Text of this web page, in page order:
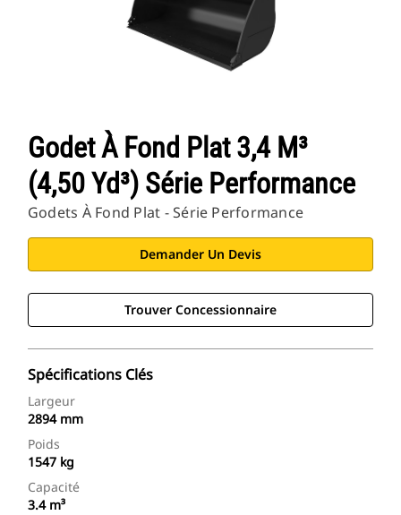
Godet À Fond Plat 3,4 M³
(4,50 Yd³) Série Performance
Godets À Fond Plat - Série Performance
Demander Un Devis
Trouver Concessionnaire
Spécifications Clés
Largeur
2894 mm
Poids
1547 kg
Capacité
3.4 m³